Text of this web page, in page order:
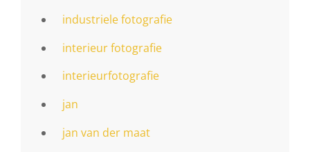
industriele fotografie
interieur fotografie
interieurfotografie
jan
jan van der maat